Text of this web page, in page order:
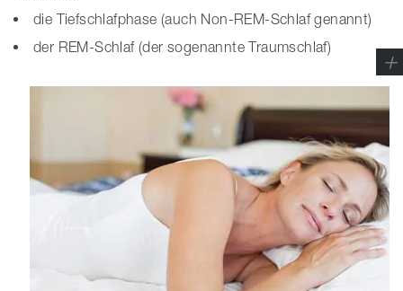
die Tiefschlafphase (auch Non-REM-Schlaf genannt)
der REM-Schlaf (der sogenannte Traumschlaf)